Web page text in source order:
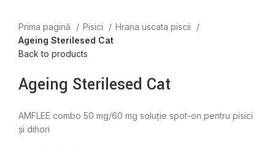
Prima pagină Pisici
Hrana uscata piscii
Ageing Sterilesed Cat
Back to products
Ageing Sterilesed Cat
AMFLEE combo 50 mg/60 mg soluţie spot-on pentru pisici
şi dihori